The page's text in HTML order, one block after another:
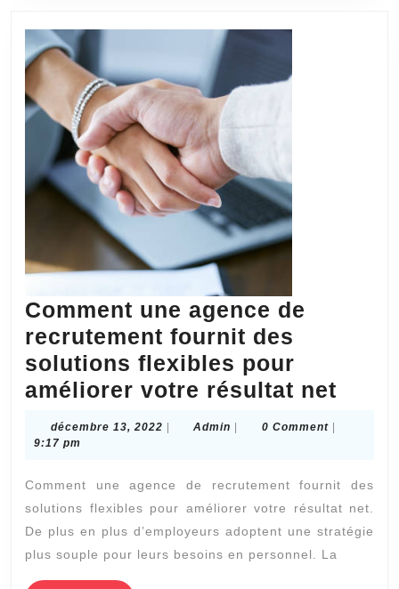
Comment une agence de
recrutement fournit des
solutions flexibles pour
améliorer votre résultat net
décembre 13, 2022 décembre
Admin Admin0 Comment
9:17 pm
Comment une agence de recrutement fournit des
solutions flexibles pour améliorer votre résultat net.
De plus en plus d’employeurs adoptent une stratégie
plus souple pour leurs besoins en personnel. La